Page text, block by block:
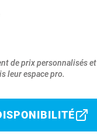
de prix personnalisés et
leur espace pro.